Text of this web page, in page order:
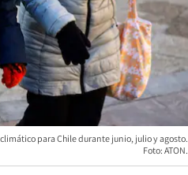
para Chile durante junio, julio y agosto.
Foto: ATON.